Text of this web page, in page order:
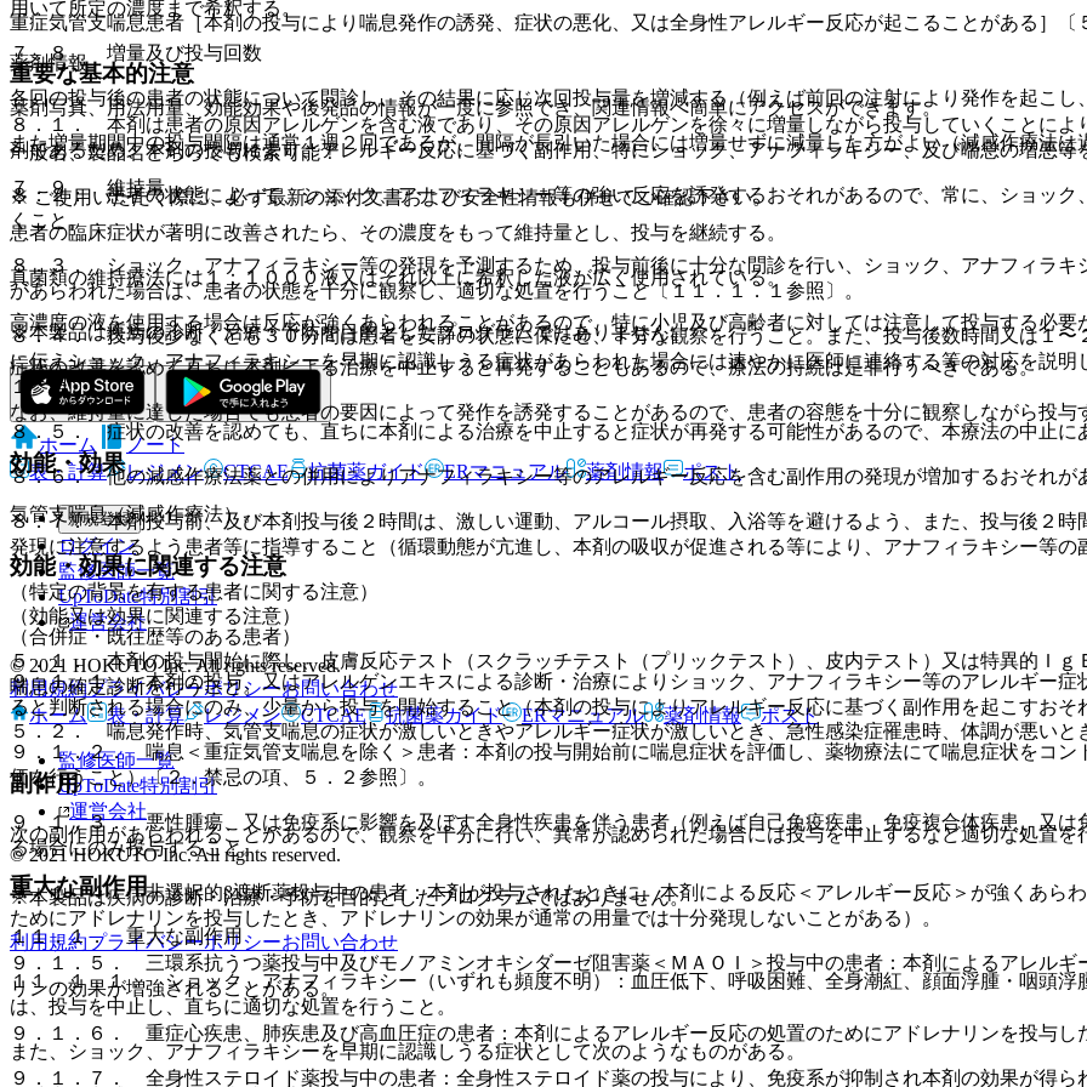
重症気管支喘息患者［本剤の投与により喘息発作の誘発、症状の悪化、又は全身性アレルギー反応が起こることがある］〔
重要な基本的注意
８．１． 本剤は患者の原因アレルゲンを含む液であり、その原因アレルゲンを徐々に増量しながら投与していくことに
剤であるため、本剤の投与により、アレルギー反応に基づく副作用、特にショック、アナフィラキシー、及び喘息の増悪
８．２． 患者の状態によって、ショック、アナフィラキシー等の強い反応を誘発するおそれがあるので、常に、ショッ
くこと。
８．３． ショック、アナフィラキシー等の発現を予測するため、投与前後に十分な問診を行い、ショック、アナフィラ
があらわれた場合は、患者の状態を十分に観察し、適切な処置を行うこと〔１１．１．１参照〕。
８．４． 投与後少なくとも３０分間は患者を安静の状態に保たせ、十分な観察を行うこと。また、投与後数時間又は１
に伝えショック、アナフィラキシーを早期に認識しうる症状があらわれた場合には速やかに医師に連絡する等の対応を説
１参照〕。
８．５． 症状の改善を認めても、直ちに本剤による治療を中止すると症状が再発する可能性があるので、本療法の中止
８．６． 他の減感作療法薬との併用によりアナフィラキシー等のアレルギー反応を含む副作用の発現が増加するおそれ
８．７． 本剤投与前、及び本剤投与後２時間は、激しい運動、アルコール摂取、入浴等を避けるよう、また、投与後２
発現に注意するよう患者等に指導すること（循環動態が亢進し、本剤の吸収が促進される等により、アナフィラキシー等
（特定の背景を有する患者に関する注意）
（合併症・既往歴等のある患者）
９．１．１． 本剤の投与、又はアレルゲンエキスによる診断・治療によりショック、アナフィラキシー等のアレルギー
ると判断される場合にのみ、少量から投与を開始すること（本剤の投与によりアレルギー反応に基づく副作用を起こすおそ
９．１．２． 喘息＜重症気管支喘息を除く＞患者：本剤の投与開始前に喘息症状を評価し、薬物療法にて喘息症状をコ
価を行うこと）〔２．禁忌の項、５．２参照〕。
９．１．３． 悪性腫瘍、又は免疫系に影響を及ぼす全身性疾患を伴う患者（例えば自己免疫疾患、免疫複合体疾患、又
る場合にのみ投与すること。
９．１．４． 非選択的β遮断薬投与中の患者：本剤が投与されたときに、本剤による反応＜アレルギー反応＞が強くあら
ためにアドレナリンを投与したとき、アドレナリンの効果が通常の用量では十分発現しないことがある）。
９．１．５． 三環系抗うつ薬投与中及びモノアミンオキシダーゼ阻害薬＜ＭＡＯＩ＞投与中の患者：本剤によるアレル
リンの効果が増強されることがある。
９．１．６． 重症心疾患、肺疾患及び高血圧症の患者：本剤によるアレルギー反応の処置のためにアドレナリンを投与
９．１．７． 全身性ステロイド薬投与中の患者：全身性ステロイド薬の投与により、免疫系が抑制され本剤の効果が得ら
用いて所定の濃度まで希釈する。
７．８． 増量及び投与回数
各回の投与後の患者の状態について問診し、その結果に応じ次回投与量を増減する（例えば前回の注射により発作を起こ
また増量期間中の投与間隔は通常１週２回であるが、間隔が長引いた場合には増量せずに減量した方がよい（減感作療法
７．９． 維持量
患者の臨床症状が著明に改善されたら、その濃度をもって維持量とし、投与を継続する。
真菌類の維持療法には１：１０００液又はそれ以上に希釈した液が広く使用されている。
高濃度の液を使用する場合は反応が強くあらわれることがあるので、特に小児及び高齢者に対しては注意して投与する必要
症状の改善を認めて直ちに本剤による治療を中止すると再発することもあるので、療法の持続は是非行うべきである。
なお、維持量に達した場合でも患者の要因によって発作を誘発することがあるので、患者の容態を十分に観察しながら投与
効能・効果
気管支喘息（減感作療法）。
効能・効果に関連する注意
（効能又は効果に関連する注意）
５．１． 本剤の投与開始に際し、皮膚反応テスト（スクラッチテスト（プリックテスト）、皮内テスト）又は特異的Ｉ
喘息の確定診断を行うこと。
５．２． 喘息発作時、気管支喘息の症状が激しいときやアレルギー症状が激しいとき、急性感染症罹患時、体調が悪い
副作用
次の副作用があらわれることがあるので、観察を十分に行い、異常が認められた場合には投与を中止するなど適切な処置を
重大な副作用
１１．１． 重大な副作用
１１．１．１． ショック、アナフィラキシー（いずれも頻度不明）：血圧低下、呼吸困難、全身潮紅、顔面浮腫・咽頭
は、投与を中止し、直ちに適切な処置を行うこと。
また、ショック、アナフィラキシーを早期に認識しうる症状として次のようなものがある。
薬剤情報
薬剤写真、用法用量、効能効果や後発品の情報が一度に参照でき、関連情報へ簡単にアクセスができます。
一般名、製品名どちらでも検索可能！
※ ご使用いただく際に、必ず最新の添付文書および安全性情報も併せてご確認下さい。
※本製品は疾病の診断・治療・予防を目的としたプログラムではありません。
ホーム
ノート
表・計算
レジメン CTCAE 抗菌薬ガイド ERマニュアル 薬剤情報 ポスト
新規登録
ログイン
監修医師一覧
UpToDate特別割引
運営会社
© 2021 HOKUTO Inc. All rights reserved.
利用規約プライバシーポリシーお問い合わせ
ホーム
表・計算 レジメン CTCAE 抗菌薬ガイド ERマニュアル 薬剤情報 ポスト
監修医師一覧
UpToDate特別割引
運営会社
© 2021 HOKUTO Inc. All rights reserved.
※本製品は疾病の診断・治療・予防を目的としたプログラムではありません。
利用規約プライバシーポリシーお問い合わせ